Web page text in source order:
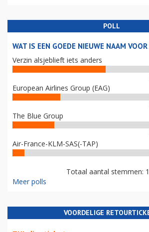
POLL
WAT IS EEN GOEDE NIEUWE NAAM
Verzin alsjeblieft iets anders
European Airlines Group (EAG)
The Blue Group
Air-France-KLM-SAS(-TAP)
Totaal aantal stemmen:
Meer polls
VOORDELIGE